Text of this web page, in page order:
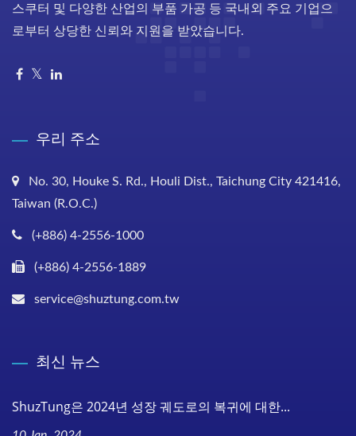
스쿠터 및 다양한 산업의 부품 가공 등 국내외 주요 기업으
로부터 상당한 신뢰와 지원을 받았습니다.
우리 주소
No. 30, Houke S. Rd., Houli Dist., Taichung City 421416,
Taiwan (R.O.C.)
(+886) 4-2556-1000
(+886) 4-2556-1889
service@shuztung.com.tw
최신 뉴스
ShuzTung은 2024년 성장 궤도로의 복귀에 대한...